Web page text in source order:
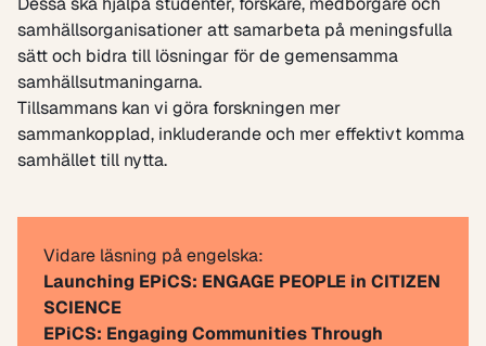
samhällsorganisationer att samarbeta på meningsfulla
sätt och bidra till lösningar för de gemensamma
samhällsutmaningarna.
Tillsammans kan vi göra forskningen mer
sammankopplad, inkluderande och mer effektivt komma
samhället till nytta.
Vidare läsning på engelska:
Launching EPiCS: ENGAGE PEOPLE in CITIZEN
SCIENCE
EPiCS: Engaging Communities Through